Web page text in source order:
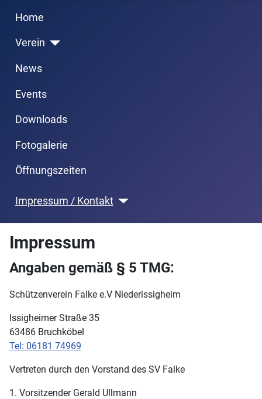
Home
Verein
News
Events
Downloads
Fotogalerie
Öffnungszeiten
Impressum / Kontakt
Impressum
Angaben gemäß § 5 TMG:
Schützenverein Falke e.V Niederissigheim
Issigheimer Straße 35
63486 Bruchköbel
Tel: 06181 74969
Vertreten durch den Vorstand des SV Falke
1. Vorsitzender Gerald Ullmann
Month
Month